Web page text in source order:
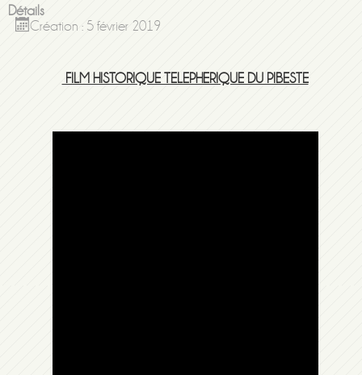
Détails
Création : 5 février 2019
FILM HISTORIQUE TELEPHERIQUE DU PIBESTE